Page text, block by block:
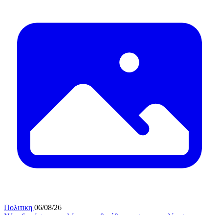
Πολιτικη 06/08/26